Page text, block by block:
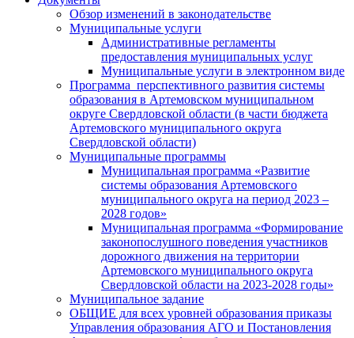
Обзор изменений в законодательстве
Муниципальные услуги
Административные регламенты
предоставления муниципальных услуг
Муниципальные услуги в электронном виде
Программа перспективного развития системы
образования в Артемовском муниципальном
округе Свердловской области (в части бюджета
Артемовского муниципального округа
Свердловской области)
Муниципальные программы
Муниципальная программа «Развитие
системы образования Артемовского
муниципального округа на период 2023 –
2028 годов»
Муниципальная программа «Формирование
законопослушного поведения участников
дорожного движения на территории
Артемовского муниципального округа
Свердловской области на 2023-2028 годы»
Муниципальное задание
ОБЩИЕ для всех уровней образования приказы
Управления образования АГО и Постановления